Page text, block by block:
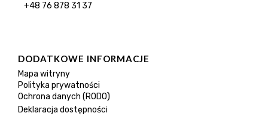
+48 76 878 31 37
DODATKOWE INFORMACJE
Mapa witryny
Polityka prywatności
Ochrona danych (RODO)
Deklaracja dostępności